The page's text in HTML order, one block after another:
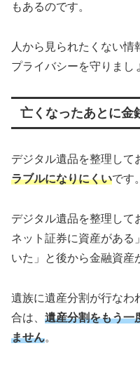
もあるのです。
人から見られたくない
プライバシーを守りまし
亡くなったあとに金
デジタル遺品を整理して
ラブルになりにくいです。
デジタル遺品を整理して
ネット証券に資産がある
いた」と後から金融資産
遺族に遺産分割が行なわ
合は、 遺産分割をもう一
ません。